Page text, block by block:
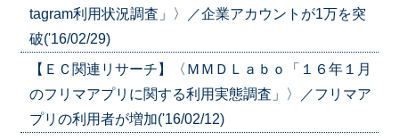
tagram利用状況調査」〉／企業アカウントが1万を突
破('16/02/29)
【ＥＣ関連リサーチ】〈ＭＭＤＬａｂｏ「１６年１月
のフリマアプリに関する利用実態調査」〉／フリマア
プリの利用者が増加('16/02/12)